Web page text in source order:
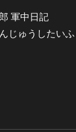
軍中日記
じゅうしたい